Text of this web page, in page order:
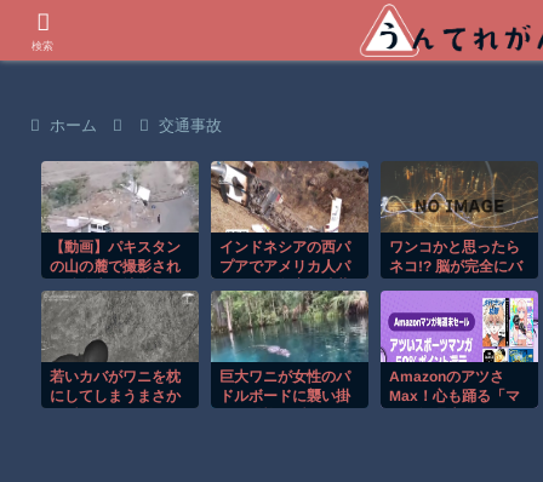
ホーム 交通事故
【動画】パキスタン
の山の麓で撮影され
る。
インドネシアの西パ
プアでアメリカ人パ
組織が主張。
ワンコかと思ったら
ネコ!? 脳が完全にバ
若いカバがワニを枕
にしてしまうまさか
巨大ワニが女性のパ
ドルボードに襲い掛
Amazonのアツさ
Max！心も踊る「マ
検索